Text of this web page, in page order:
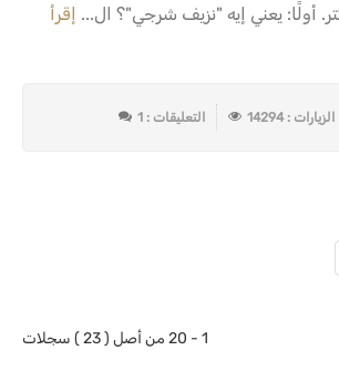
أولًا: يعني إيه "نزيف شرجي"؟ ال... إقرأ
الزيارات : 14294 التعليقات : 1
1 - 20 من أصل ( 23 ) سجلات